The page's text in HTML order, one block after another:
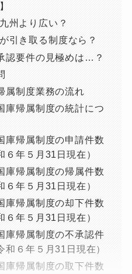
州より広い？
引き取る制度なら？
認要件の見極めは…？
属制度業務の流れ
帰属制度の統計につ
帰属制度の申請件数
６年５月31日現在）
帰属制度の帰属件数
６年５月31日現在）
帰属制度の却下件数
６年５月31日現在）
庫帰属制度の不承認件
和６年５月31日現在）
帰属制度の取下件数